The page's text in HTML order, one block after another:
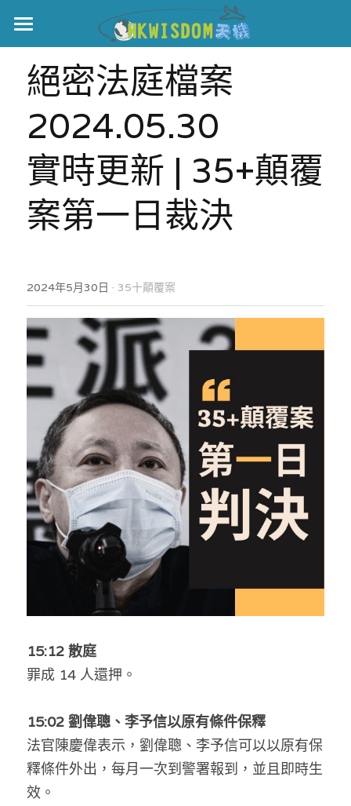
主頁
世界盃
伊美戰爭
黎智英案
正本清源•黎智英案
美西媒體謊言實錄
宏福火災
宏福火災正視聽
記錄．宏福苑火災
國際
反華推手你要知
反華推手懶人包
民主派騙案十式
反華推手起底
美西霸凌內幕
美西極權主義
KOL 專欄
林淑芳專欄
屈穎妍專欄
朱庭萱專欄
莫綺琪專欄
黃萬成專欄
高松傑專欄
林伯強專欄
馮煒光專欄
絕密法庭檔案
醫院口岸爆炸案
屠龍小隊案
黎智英案審訊
35+顛覆案
生活
吃喝玩指南
休閒好介紹
花生仔漫畫週記
關於我們
人才招聘
投稿熱線
商戶合作
支持讚助
條款及細則
關於我們
搜索
繁體中文
繁體中文
English
絕密法庭檔案
2024.05.30
實時更新 | 35+顛覆
案第一日裁決
2024年5月30日 · 35十顛覆案
15:12 散庭
罪成 14 人還押。
15:02 劉偉聰、李予信以原有條件保釋
法官陳慶偉表示，劉偉聰、李予信可以以原有保
釋條件外出，每月一次到警署報到，並且即時生
效。